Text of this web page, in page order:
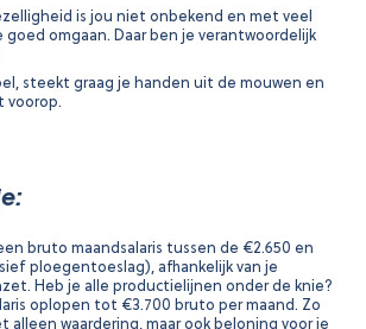
is jou niet onbekend en met veel
goed omgaan. Daar ben je verantwoordelijk
steekt graag je handen uit de mouwen en
voorop.
bruto maandsalaris tussen de €2.650 en
ploegentoeslag), afhankelijk van je
Heb je alle productielijnen onder de knie?
oplopen tot €3.700 bruto per maand. Zo
alleen waardering, maar ook beloning voor je